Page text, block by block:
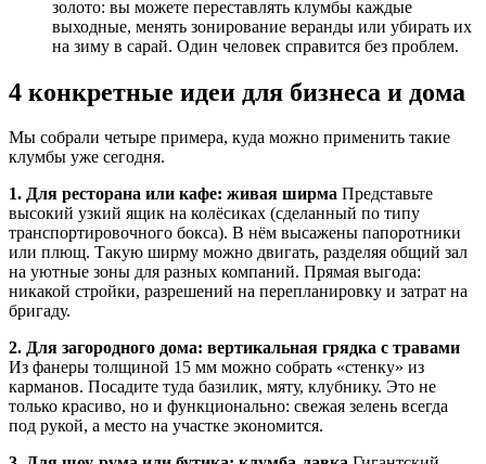
золото: вы можете переставлять клумбы каждые
выходные, менять зонирование веранды или убирать их
на зиму в сарай. Один человек справится без проблем.
4 конкретные идеи для бизнеса и дома
Мы собрали четыре примера, куда можно применить такие
клумбы уже сегодня.
1. Для ресторана или кафе: живая ширма Представьте
высокий узкий ящик на колёсиках (сделанный по типу
транспортировочного бокса). В нём высажены папоротники
или плющ. Такую ширму можно двигать, разделяя общий зал
на уютные зоны для разных компаний. Прямая выгода:
никакой стройки, разрешений на перепланировку и затрат на
бригаду.
2. Для загородного дома: вертикальная грядка с травами
Из фанеры толщиной 15 мм можно собрать «стенку» из
карманов. Посадите туда базилик, мяту, клубнику. Это не
только красиво, но и функционально: свежая зелень всегда
под рукой, а место на участке экономится.